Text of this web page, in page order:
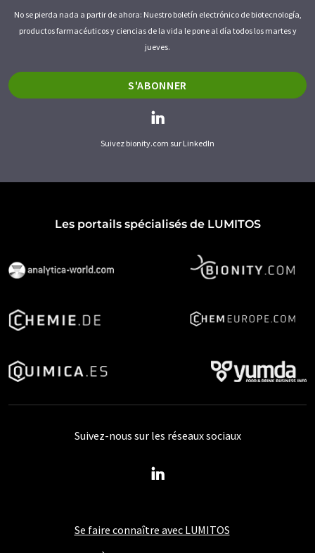
No se pierda nada a partir de ahora: Nuestro boletín electrónico de biotecnología,
productos farmacéuticos y ciencias de la vida le pone al día todos los martes y
jueves.
S'ABONNER
Suivez bionity.com sur LinkedIn
Les portails spécialisés de LUMITOS
Se faire connaître avec LUMITOS
Suivez-nous sur les réseaux sociaux